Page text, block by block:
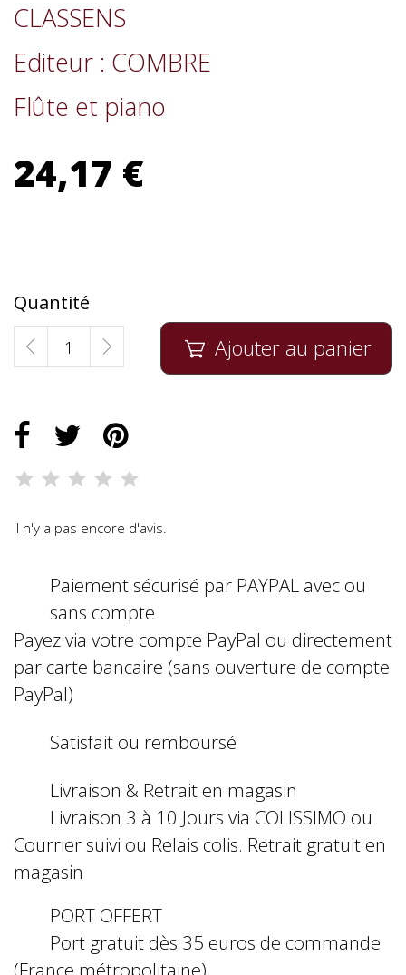
CLASSENS
Editeur : COMBRE
Flûte et piano
24,17 €
Quantité
 Ajouter au panier
Il n'y a pas encore d'avis.
Paiement sécurisé par PAYPAL avec ou
sans compte
Payez via votre compte PayPal ou directement
par carte bancaire (sans ouverture de compte
PayPal)
Satisfait ou remboursé
Livraison & Retrait en magasin
Livraison 3 à 10 Jours via COLISSIMO ou
Courrier suivi ou Relais colis. Retrait gratuit en
magasin
PORT OFFERT
Port gratuit dès 35 euros de commande
(France métropolitaine)